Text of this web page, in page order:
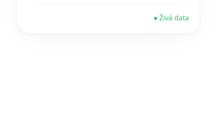
● Živá data